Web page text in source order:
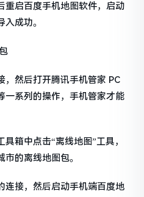
重启百度手机地图软件，启动
成功。
，然后打开腾讯手机管家 PC
一系列的操作，手机管家才能
箱中点击“离线地图”工具，
的离线地图包。
连接，然后启动手机端百度地